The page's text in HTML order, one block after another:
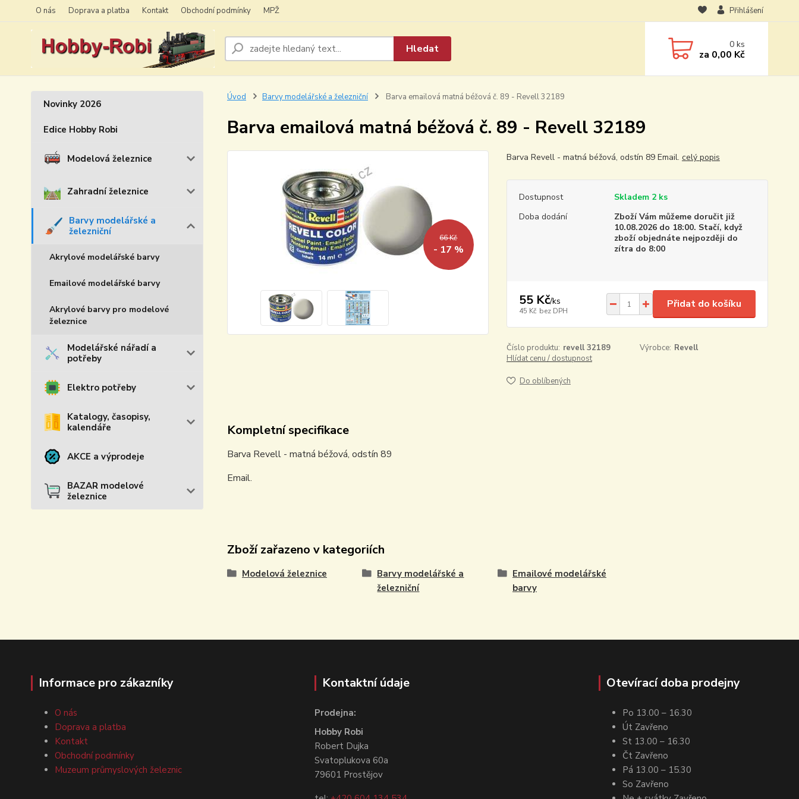
O nás Doprava a platba Kontakt Obchodní podmínky MPŽ Přihlášení
Hledat 0ks
za 0,00 Kč
Novinky 2026
Edice Hobby Robi
Modelová železnice
Zahradní železnice
Barvy modelářské a
železniční
Akrylové modelářské barvy
Emailové modelářské barvy
Akrylové barvy pro modelové
železnice
Modelářské nářadí a
potřeby
Elektro potřeby
Katalogy, časopisy,
kalendáře
AKCE a výprodeje
BAZAR modelové
železnice
Úvod Barvy modelářské a železniční Barva emailová matná béžová č. 89 - Revell 32189
Barva emailová matná béžová č. 89 - Revell 32189
66 Kč
- 17 %
Barva Revell - matná béžová, odstín 89 Email. celý popis
Dostupnost
Skladem 2 ks
Doba dodání
Zboží Vám můžeme doručit již
10.08.2026 do 18:00. Stačí, když
zboží objednáte nejpozději do
zítra do 8:00
55 Kč/ks
45 Kč bez DPH
Přidat do košíku
Číslo produktu: revell 32189 Výrobce: Revell
Hlídat cenu / dostupnost
Do oblíbených
Kompletní specifikace
Barva Revell - matná béžová, odstín 89
Email.
Zboží zařazeno v kategoriích
Modelová železnice
Barvy modelářské a
železniční
Emailové modelářské
barvy
Informace pro zákazníky
O nás
Doprava a platba
Kontakt
Obchodní podmínky
Muzeum průmyslových železnic
Kontaktní údaje
Prodejna:
Hobby Robi
Robert Dujka
Svatoplukova 60a
79601 Prostějov
Otevírací doba prodejny
Po 13.00 – 16.30
Út Zavřeno
St 13.00 – 16.30
Čt Zavřeno
Pá 13.00 – 15.30
So Zavřeno